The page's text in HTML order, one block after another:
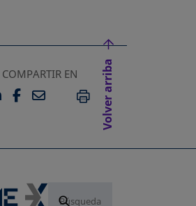
COMPARTIR EN
LINKEDIN
SE ABRE EN UNA PESTAÑA
FACEBOOK
SE ABRE EN UNA
EMAILIMPRIMIR
Volver arriba